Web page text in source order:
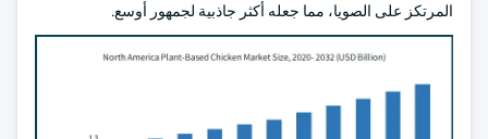
المرتكز على الصويا، مما جعله أكثر جاذبية لجمهور أوسع.